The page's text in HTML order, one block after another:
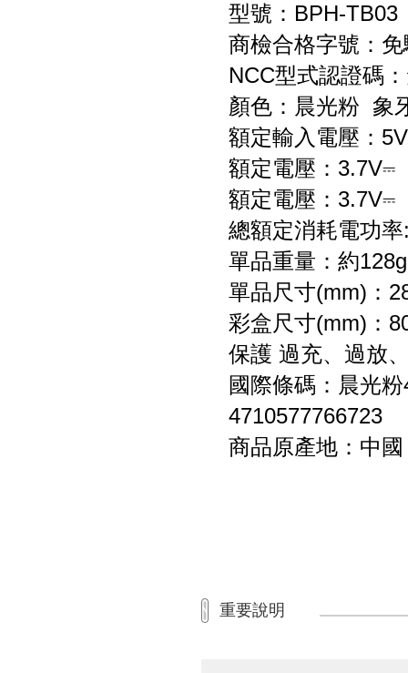
型號：BPH-TB03
商檢合格字號：免
NCC型式認證碼
顏色：晨光粉 象
額定輸入電壓：
額定電壓：3.7V⎓
額定電壓：3.7V⎓
總額定消耗電功
單品重量：約
單品尺寸(mm)：
彩盒尺寸(mm)：
保護 過充、過放
國際條碼：晨光
4710577766723
商品原產地：中
重要說明